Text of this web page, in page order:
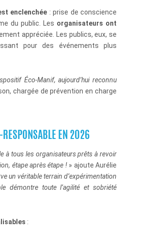
enclenchée : prise de conscience
du public. Les organisateurs ont
appréciée. Les publics, eux, se
pour des événements plus
Éco-Manif, aujourd’hui reconnu
chargée de prévention en charge
EN 2026
à tous les organisateurs prêts à revoir
étape après étape !» ajoute Aurélie
un véritable terrain d’expérimentation
démontre toute l’agilité et sobriété
: